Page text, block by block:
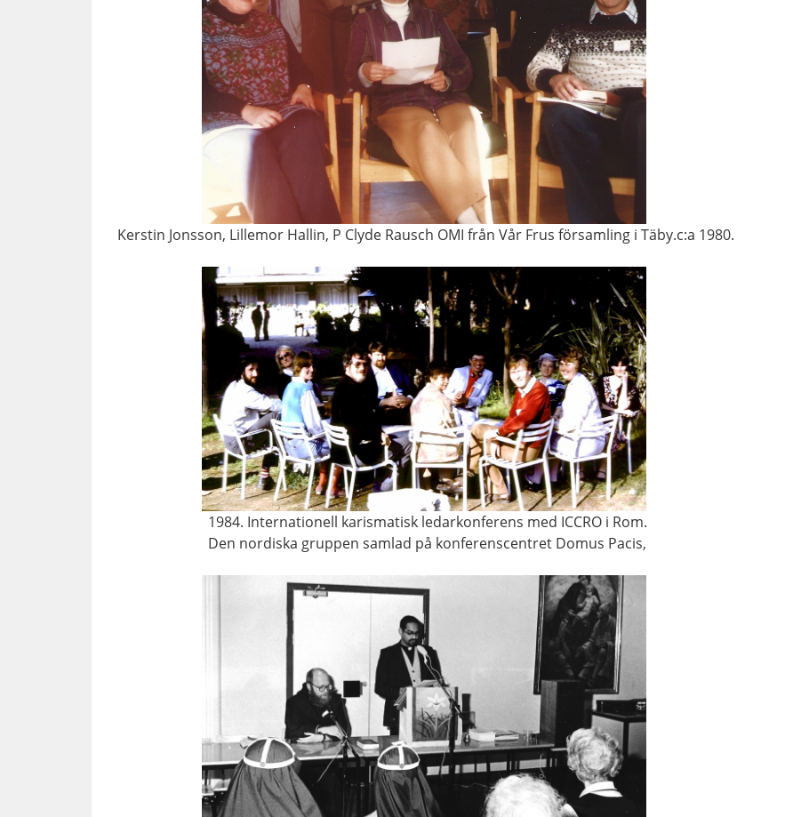
Kerstin Jonsson, Lillemor Hallin, P Clyde Rausch OMI från Vår Frus församling i Täby.c:a 1980.
1984. Internationell karismatisk ledarkonferens med ICCRO i Rom.
Den nordiska gruppen samlad på konferenscentret Domus Pacis,